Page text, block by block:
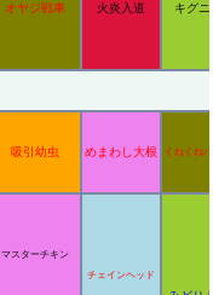
オヤジ戦車 火炎入道 キグニ
吸引幼虫 めまわし大根 くねくね
マスターチキン
チェインヘッド